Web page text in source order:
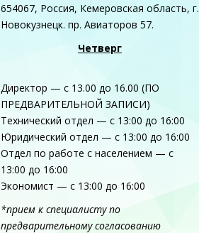
654067, Россия, Кемеровская область, г.
Новокузнецк. пр. Авиаторов 57.
Четверг
Директор — с 13.00 до 16.00 (ПО
ПРЕДВАРИТЕЛЬНОЙ ЗАПИСИ)
Технический отдел — с 13:00 до 16:00
Юридический отдел — с 13:00 до 16:00
Отдел по работе с населением — с
13:00 до 16:00
Экономист — с 13:00 до 16:00
*прием к специалисту по
предварительному согласованию